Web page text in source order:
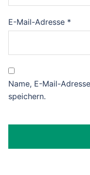
E-Mail-Adresse *
Name, E-Mail-
speichern.